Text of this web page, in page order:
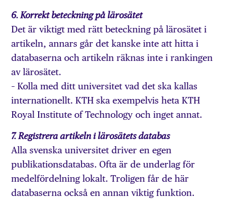
6. Korrekt beteckning på lärosätet
Det är viktigt med rätt beteckning på lärosätet i
artikeln, annars går det kanske inte att hitta i
databaserna och artikeln räknas inte i rankingen
av lärosätet.
– Kolla med ditt universitet vad det ska kallas
internationellt. KTH ska exempelvis heta KTH
Royal Institute of Technology och inget annat.
7. Registrera artikeln i lärosätets databas
Alla svenska universitet driver en egen
publikationsdatabas. Ofta är de underlag för
medelfördelning lokalt. Troligen får de här
databaserna också en annan viktig funktion.